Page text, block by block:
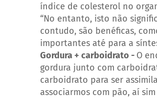
índice de colesterol no
“No entanto, isto não
contudo, são benéficas,
importantes até para a
Gordura + carboidrato - O
gordura junto com
carboidrato para ser
associarmos com pão, aí